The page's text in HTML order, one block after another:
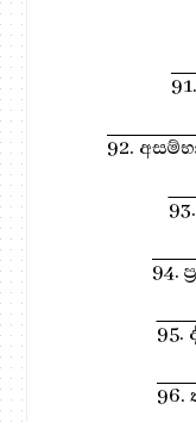
92.
94.
95.
96.